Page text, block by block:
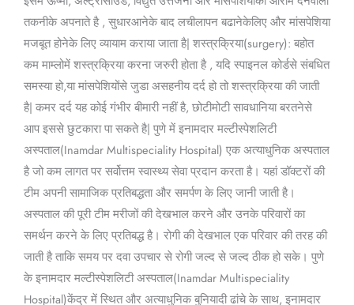
तकनीके अपनाते है , सुधारआनेके बाद लचीलापन बढानेकेलिए और मांसपेशिया
मजबूत होनेके लिए व्यायाम कराया जाता है| शस्त्रक्रिया(surgery): बहोत
कम माम्लोमें शस्त्रक्रिया करना जरुरी होता है , यदि स्पाइनल कोर्डसे संबधित
समस्या हो,या मांसपेशियोंसे जुडा असहनीय दर्द हो तो शस्त्रक्रिया की जाती
है| कमर दर्द यह कोई गंभीर बीमारी नहीं है, छोटीमोटी सावधानिया बरतनेसे
आप इससे छुटकारा पा सकते है| पुणे में इनामदार मल्टीस्पेशलिटी
अस्पताल(Inamdar Multispeciality Hospital) एक अत्याधुनिक अस्पताल
है जो कम लागत पर सर्वोत्तम स्वास्थ्य सेवा प्रदान करता है। यहां डॉक्टरों की
टीम अपनी सामाजिक प्रतिबद्धता और समर्पण के लिए जानी जाती है।
अस्पताल की पूरी टीम मरीजों की देखभाल करने और उनके परिवारों का
समर्थन करने के लिए प्रतिबद्ध है। रोगी की देखभाल एक परिवार की तरह की
जाती है ताकि समय पर दवा उपचार से रोगी जल्द से जल्द ठीक हो सके। पुणे
के इनामदार मल्टीस्पेशलिटी अस्पताल(Inamdar Multispeciality
Hospital)केंद्र में स्थित और अत्याधुनिक बुनियादी ढांचे के साथ, इनामदार